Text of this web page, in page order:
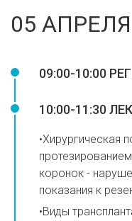
05
09:00-10:00
10:00-11:30
•Хирургическая
коронок -
показания к
•Виды